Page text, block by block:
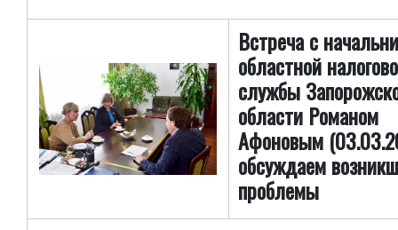
Встреча с
областной
службы
области Романом
Афоновым
обсуждаем
проблемы